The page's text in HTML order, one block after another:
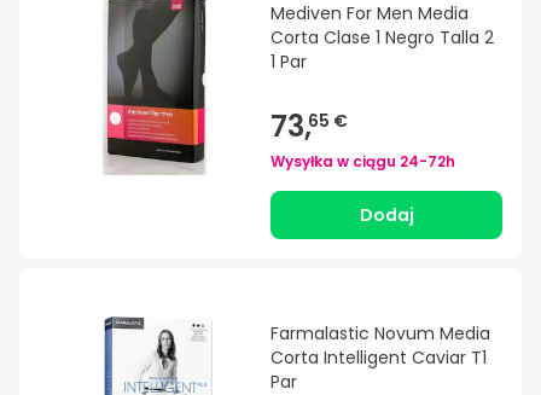
Mediven For Men Media
Corta Clase 1 Negro Talla 2
1 Par
73,65 €
Wysyłka w ciągu 24-72h
Dodaj
Farmalastic Novum Media
Corta Intelligent Caviar T1
Par